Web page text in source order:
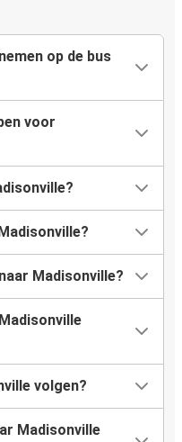
op de bus
voor
Madisonville?
volgen?
Madisonville